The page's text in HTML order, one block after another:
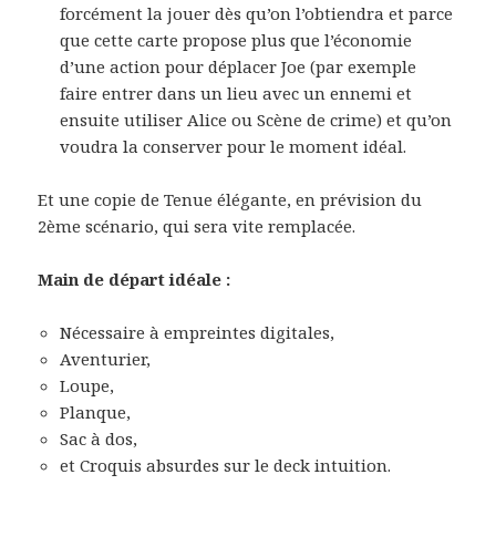
forcément la jouer dès qu’on l’obtiendra et parce
que cette carte propose plus que l’économie
d’une action pour déplacer Joe (par exemple
faire entrer dans un lieu avec un ennemi et
ensuite utiliser Alice ou Scène de crime) et qu’on
voudra la conserver pour le moment idéal.
Et une copie de Tenue élégante, en prévision du
2ème scénario, qui sera vite remplacée.
Main de départ idéale :
Nécessaire à empreintes digitales,
Aventurier,
Loupe,
Planque,
Sac à dos,
et Croquis absurdes sur le deck intuition.